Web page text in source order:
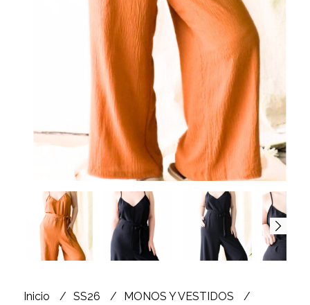
Inicio SS26
MONOS Y VESTIDOS